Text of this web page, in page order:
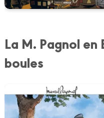
La M. Pagnol en
boules